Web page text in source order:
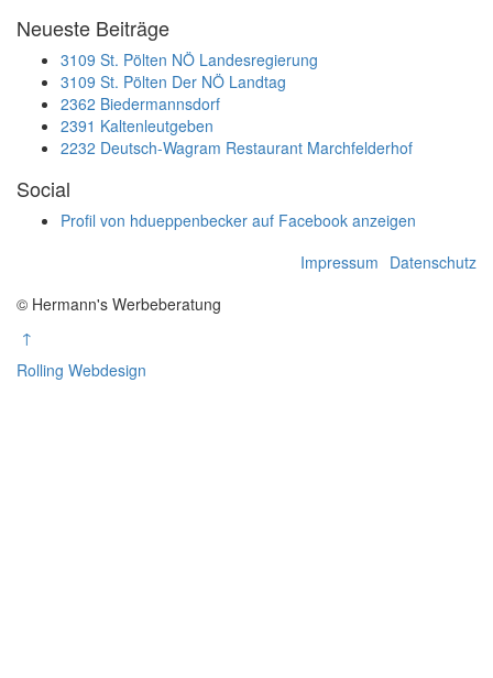
Neueste Beiträge
3109 St. Pölten NÖ Landesregierung
3109 St. Pölten Der NÖ Landtag
2362 Biedermannsdorf
2391 Kaltenleutgeben
2232 Deutsch-Wagram Restaurant Marchfelderhof
Social
Profil von hdueppenbecker auf Facebook anzeigen
Impressum Datenschutz
© Hermann's Werbeberatung
↑
Rolling Webdesign